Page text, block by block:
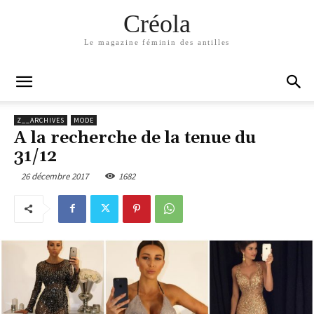
Créola
Le magazine féminin des antilles
Z__ARCHIVES MODE
A la recherche de la tenue du
31/12
26 décembre 2017 1682